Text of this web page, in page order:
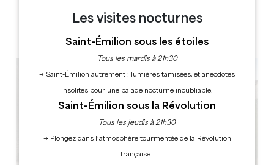
Les visites nocturnes
Saint-Émilion sous les étoiles
Tous les mardis à 21h30
→ Saint-Émilion autrement : lumières tamisées, et anecdotes
insolites pour une balade nocturne inoubliable.
Saint-Émilion sous la Révolution
Tous les jeudis à 21h30
→ Plongez dans l’atmosphère tourmentée de la Révolution
française.